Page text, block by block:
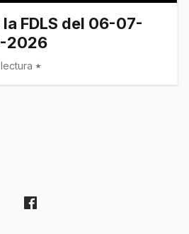
FDLS del 06-07-
2026